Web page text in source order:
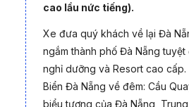
cao lầu nức tiếng).
Xe đưa quý khách về lại Đà
ngắm thành phố Đà Nẵng
nghỉ dưỡng và Resort cao
Biển Đà Nẵng về đêm: Cầu
biểu tượng của Đà Nẵng,